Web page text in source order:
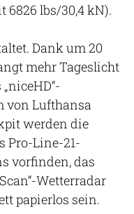
6826 lbs/30,4 kN).
Dank um 20
mehr Tageslicht
von Lufthansa
werden die
Pro-Line-21-
vorfinden, das
Wetterradar
papierlos sein.